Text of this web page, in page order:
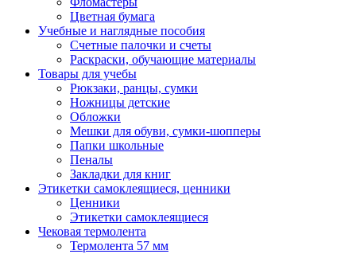
Цветная бумага
Учебные и наглядные пособия
Счетные палочки и счеты
Раскраски, обучающие материалы
Товары для учебы
Рюкзаки, ранцы, сумки
Ножницы детские
Обложки
Мешки для обуви, сумки-шопперы
Папки школьные
Пеналы
Закладки для книг
Этикетки самоклеящиеся, ценники
Ценники
Этикетки самоклеящиеся
Чековая термолента
Термолента 57 мм